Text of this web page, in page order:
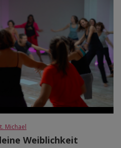
Michael
Weiblichkeit